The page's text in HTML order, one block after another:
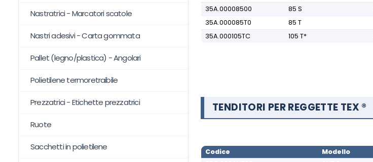
Nastratrici - Marcatori scatole
Nastri adesivi - Carta gommata
Pallet (legno/plastica) - Angolari
Polietilene termoretraibile
Prezzatrici - Etichette prezzatrici
Ruote
Sacchetti in polietilene
35A.00008500
85 S
35A.000085T0
85 T
35A.000105TC
105 T*
TENDITORI PER REGGETTE TEX ®
Codice Modello